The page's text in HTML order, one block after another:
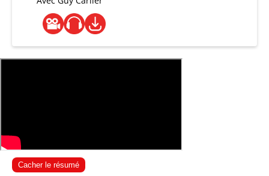
Cacher le résumé